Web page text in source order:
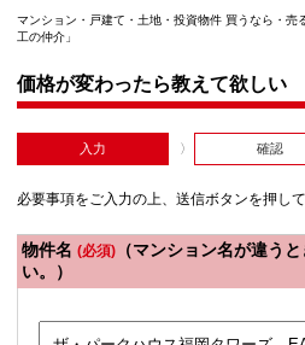
マンション・戸建て・土地・投資物件 買うなら・売
工の仲介」
価格が変わったら教えて欲しい
入力 確認
必要事項をご入力の上、送信ボタンを押して
物件名 (必須) （マンション名が違う
い。）